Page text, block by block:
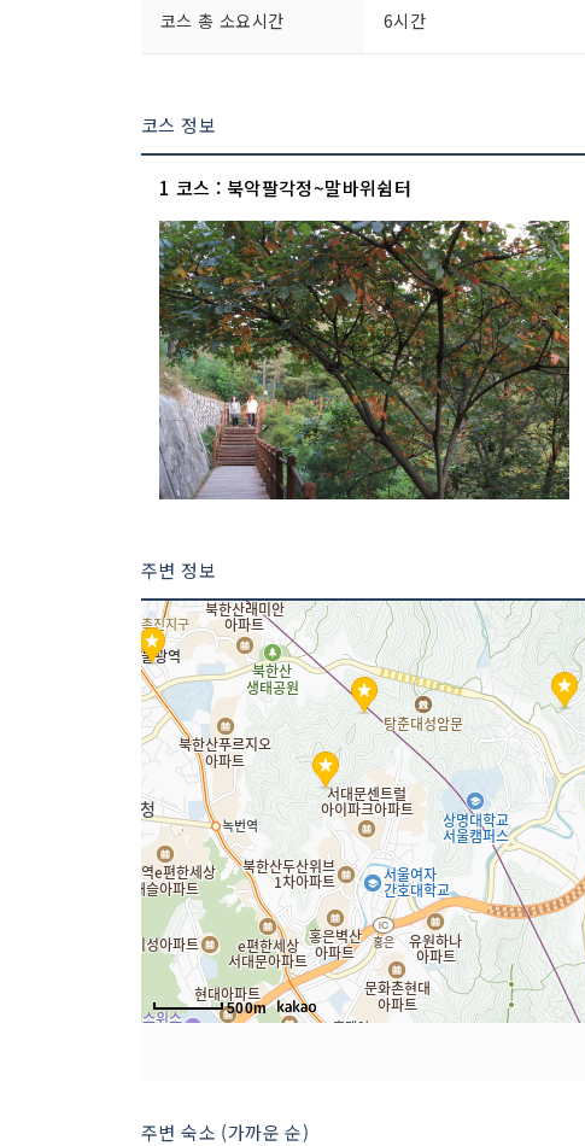
코스 총 소요시간 6시간
코스 정보
1 코스 : 북악팔각정~말바위쉼터
2 코스 : 와룡공원
주변 정보
500m
주변 숙소 (가까운 순)